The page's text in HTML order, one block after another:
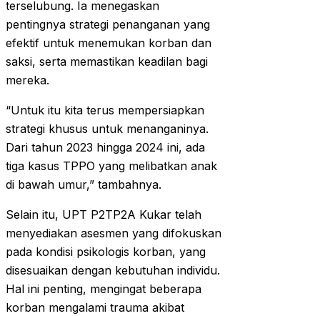
terselubung. Ia menegaskan
pentingnya strategi penanganan yang
efektif untuk menemukan korban dan
saksi, serta memastikan keadilan bagi
mereka.
“Untuk itu kita terus mempersiapkan
strategi khusus untuk menanganinya.
Dari tahun 2023 hingga 2024 ini, ada
tiga kasus TPPO yang melibatkan anak
di bawah umur,” tambahnya.
Selain itu, UPT P2TP2A Kukar telah
menyediakan asesmen yang difokuskan
pada kondisi psikologis korban, yang
disesuaikan dengan kebutuhan individu.
Hal ini penting, mengingat beberapa
korban mengalami trauma akibat